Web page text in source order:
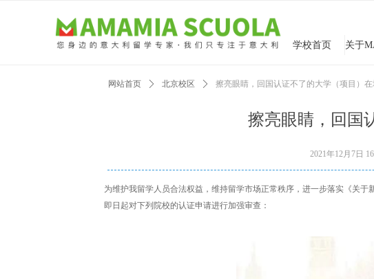
学校首页
擦亮眼睛，回国
网站首页 ꄲ 北京校区 ꄲ 擦亮眼睛，回国认证不了的大学（项目）在
2021年12月7日
为维护我留学人员合法权益，维持留学市场正常秩序，进一步落实《关
即日起对下列院校的认证申请进行加强审查：